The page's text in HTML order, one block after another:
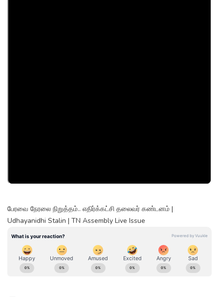
பேரவை நேரலை நிறுத்தம்.. எதிர்க்கட்சி தலைவர் கண்டனம் |
Udhayanidhi Stalin | TN Assembly Live Issue